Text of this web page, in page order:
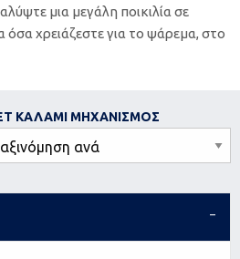
μια μεγάλη ποικιλία σε
όσα χρειάζεστε για το ψάρεμα, στο
ΚΑΛΑΜΙ ΜΗΧΑΝΙΣΜΟΣ